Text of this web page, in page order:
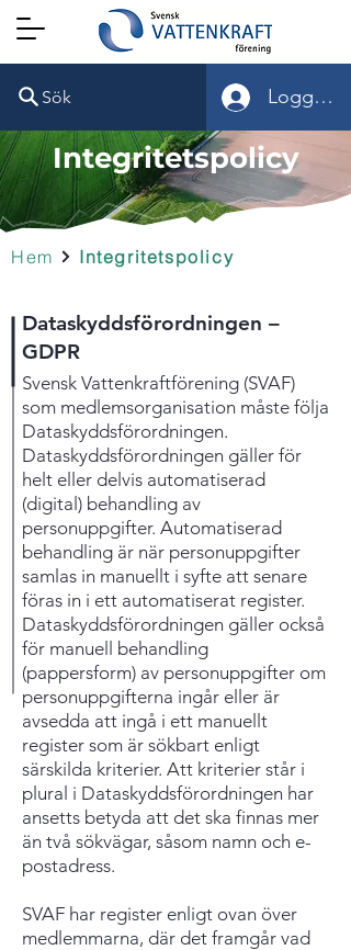
Sök Logga in
Integritetspolicy
Hem Integritetspolicy
Dataskyddsförordningen –
GDPR
Svensk Vattenkraftförening (SVAF)
som medlemsorganisation måste följa
Dataskyddsförordningen.
Dataskyddsförordningen gäller för
helt eller delvis automatiserad
(digital) behandling av
personuppgifter. Automatiserad
behandling är när personuppgifter
samlas in manuellt i syfte att senare
föras in i ett automatiserat register.
Dataskyddsförordningen gäller också
för manuell behandling
(pappersform) av personuppgifter om
personuppgifterna ingår eller är
avsedda att ingå i ett manuellt
register som är sökbart enligt
särskilda kriterier. Att kriterier står i
plural i Dataskyddsförordningen har
ansetts betyda att det ska finnas mer
än två sökvägar, såsom namn och e-
postadress.
SVAF har register enligt ovan över
medlemmarna, där det framgår vad